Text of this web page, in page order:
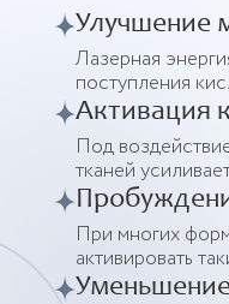
Улучшение
Лазерная
поступления
Активация
Под
тканей
При многих
активировать